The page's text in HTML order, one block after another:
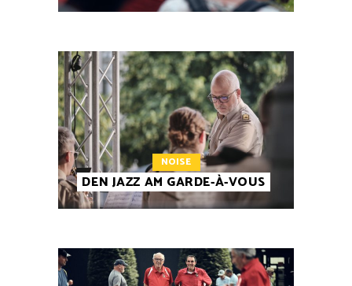
NOISE
DEN JAZZ AM GARDE-À-VOUS